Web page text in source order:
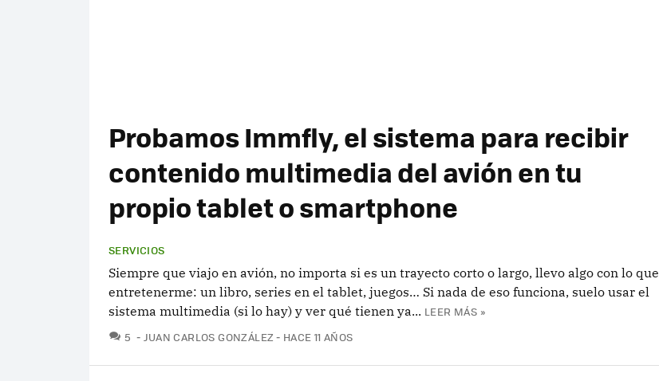
Probamos Immfly, el sistema para recibir
contenido multimedia del avión en tu
propio tablet o smartphone
SERVICIOS
Siempre que viajo en avión, no importa si es un trayecto corto o largo, llevo algo con lo que
entretenerme: un libro, series en el tablet, juegos… Si nada de eso funciona, suelo usar el
sistema multimedia (si lo hay) y ver qué tienen ya... LEER MÁS »
5 COMENTARIOS
JUAN CARLOS GONZÁLEZ HACE 11 AÑOS